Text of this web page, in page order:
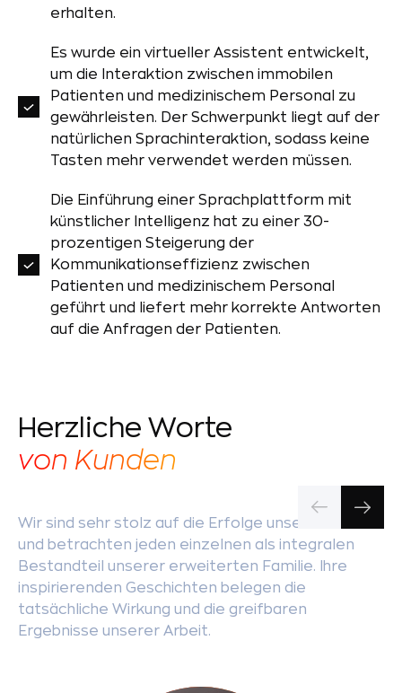
erhalten.
Es wurde ein virtueller Assistent entwickelt,
um die Interaktion zwischen immobilen
Patienten und medizinischem Personal zu
gewährleisten. Der Schwerpunkt liegt auf der
natürlichen Sprachinteraktion, sodass keine
Tasten mehr verwendet werden müssen.
Die Einführung einer Sprachplattform mit
künstlicher Intelligenz hat zu einer 30-
prozentigen Steigerung der
Kommunikationseffizienz zwischen
Patienten und medizinischem Personal
geführt und liefert mehr korrekte Antworten
auf die Anfragen der Patienten.
Herzliche Worte
von Kunden
Wir sind sehr stolz auf die Erfolge unserer Kunden
und betrachten jeden einzelnen als integralen
Bestandteil unserer erweiterten Familie. Ihre
inspirierenden Geschichten belegen die
tatsächliche Wirkung und die greifbaren
Ergebnisse unserer Arbeit.